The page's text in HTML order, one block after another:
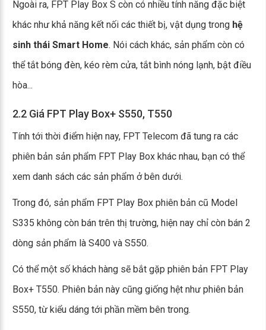
Ngoài ra, FPT Play Box S còn có nhiều tính năng đặc biệt
khác như khả năng kết nối các thiết bị, vật dụng trong hệ
sinh thái Smart Home. Nói cách khác, sản phẩm còn có
thể tắt bóng đèn, kéo rèm cửa, tắt bình nóng lạnh, bật điều
hòa...
2.2 Giá FPT Play Box+ S550, T550
Tính tới thời điểm hiện nay, FPT Telecom đã tung ra các
phiên bản sản phẩm FPT Play Box khác nhau, bạn có thể
xem danh sách các sản phẩm ở bên dưới.
Trong đó, sản phẩm FPT Play Box phiên bản cũ Model
S335 không còn bán trên thị trường, hiện nay chỉ còn bán 2
dòng sản phẩm là S400 và S550.
Có thể một số khách hàng sẽ bắt gặp phiên bản FPT Play
Box+ T550. Phiên bản này cũng giống hệt như phiên bản
S550, từ kiểu dáng tới phần mềm bên trong.